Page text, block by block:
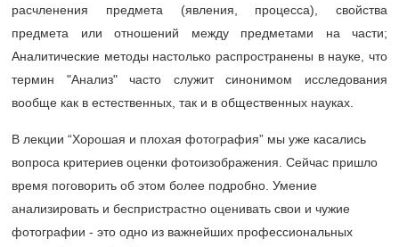
расчленения предмета (явления, процесса), свойства
предмета или отношений между предметами на части;
Аналитические методы настолько распространены в науке, что
термин "Анализ" часто служит синонимом исследования
вообще как в естественных, так и в общественных науках.
В лекции “Хорошая и плохая фотография” мы уже касались
вопроса критериев оценки фотоизображения. Сейчас пришло
время поговорить об этом более подробно. Умение
анализировать и беспристрастно оценивать свои и чужие
фотографии - это одно из важнейших профессиональных